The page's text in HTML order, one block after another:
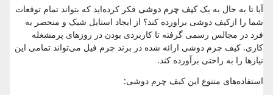
آیا تا به حال به یککیف چرم دوشی فکر کرده‌اید که بتواند تمام توقعات
شما را ازکیف دوشی براورده کند؟ از ایجاد استایل شیک و منحصر به
فرد در مجالس رسمی گرفته تا کاربردی بودن در روزهای پرمشغله
کاری. کیف چرم دوشی ارائه شده در برند چرم فیل می‌تواند تمامی این
نیازها را به راحتی برآورده کند.
استفاده‌های متنوع این کیف چرم دوشی: